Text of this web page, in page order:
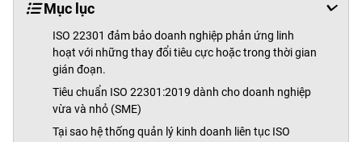
Mục lục
ISO 22301 đảm bảo doanh nghiệp phản ứng linh
hoạt với những thay đổi tiêu cực hoặc trong thời gian
gián đoạn.
Tiêu chuẩn ISO 22301:2019 dành cho doanh nghiệp
vừa và nhỏ (SME)
Tại sao hệ thống quản lý kinh doanh liên tục ISO